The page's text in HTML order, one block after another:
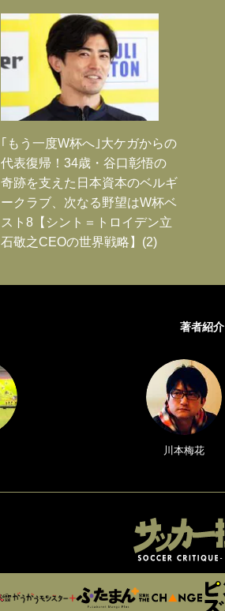
｢もう一度W杯へ｣大ケガからの
代表復帰！34歳・谷口彰悟の
奇跡を支えた日本資本のベルギ
ークラブ、次なる野望はW杯ベ
スト8【シント＝トロイデン立
石敬之CEOの世界戦略】(2)
著者紹介
川本梅花